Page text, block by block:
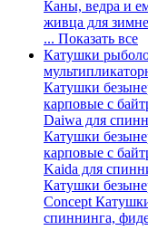
Каны, ведра и
живца для
... Показать все
Катушки
Катушки
карповые с
Daiwa для
Катушки
карповые с
Kaida для
Катушки
Concept
спиннинга,